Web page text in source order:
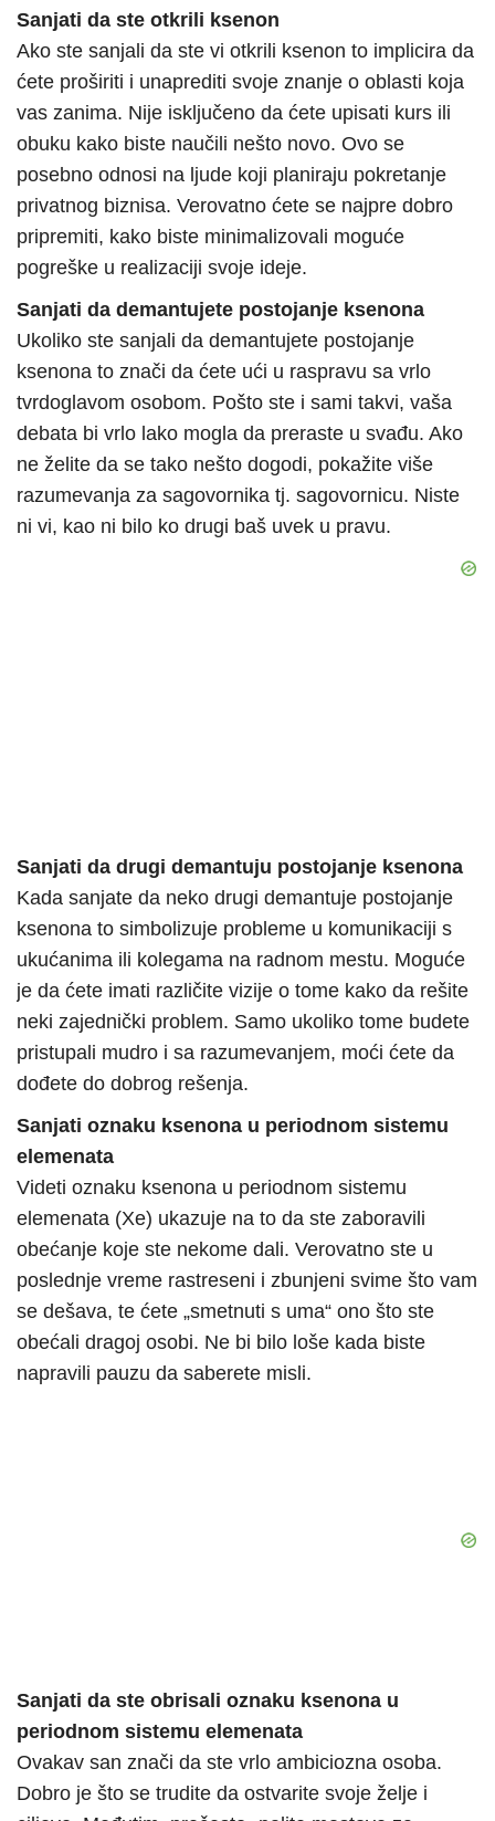
Sanjati da ste otkrili ksenon
Ako ste sanjali da ste vi otkrili ksenon to implicira da
ćete proširiti i unaprediti svoje znanje o oblasti koja
vas zanima. Nije isključeno da ćete upisati kurs ili
obuku kako biste naučili nešto novo. Ovo se
posebno odnosi na ljude koji planiraju pokretanje
privatnog biznisa. Verovatno ćete se najpre dobro
pripremiti, kako biste minimalizovali moguće
pogreške u realizaciji svoje ideje.
Sanjati da demantujete postojanje ksenona
Ukoliko ste sanjali da demantujete postojanje
ksenona to znači da ćete ući u raspravu sa vrlo
tvrdoglavom osobom. Pošto ste i sami takvi, vaša
debata bi vrlo lako mogla da preraste u svađu. Ako
ne želite da se tako nešto dogodi, pokažite više
razumevanja za sagovornika tj. sagovornicu. Niste
ni vi, kao ni bilo ko drugi baš uvek u pravu.
Sanjati da drugi demantuju postojanje ksenona
Kada sanjate da neko drugi demantuje postojanje
ksenona to simbolizuje probleme u komunikaciji s
ukućanima ili kolegama na radnom mestu. Moguće
je da ćete imati različite vizije o tome kako da rešite
neki zajednički problem. Samo ukoliko tome budete
pristupali mudro i sa razumevanjem, moći ćete da
dođete do dobrog rešenja.
Sanjati oznaku ksenona u periodnom sistemu
elemenata
Videti oznaku ksenona u periodnom sistemu
elemenata (Xe) ukazuje na to da ste zaboravili
obećanje koje ste nekome dali. Verovatno ste u
poslednje vreme rastreseni i zbunjeni svime što vam
se dešava, te ćete „smetnuti s uma“ ono što ste
obećali dragoj osobi. Ne bi bilo loše kada biste
napravili pauzu da saberete misli.
Sanjati da ste obrisali oznaku ksenona u
periodnom sistemu elemenata
Ovakav san znači da ste vrlo ambiciozna osoba.
Dobro je što se trudite da ostvarite svoje želje i